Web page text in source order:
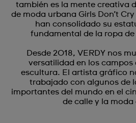
también es la mente creativa
de moda urbana Girls Don’t
han consolidado su
fundamental de la ropa
Desde 2018, VERDY nos
versatilidad en los campos
escultura. El artista gráfico
trabajado con algunos de
importantes del mundo en el
de calle y la moda